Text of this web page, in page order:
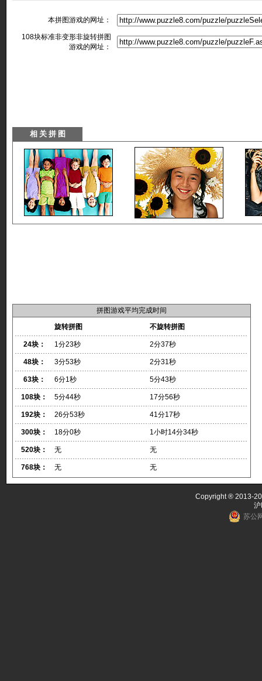
本拼图游戏的网址：
108块标准非变形非旋转拼图
游戏的网址：
拼图游戏平均完成时间
旋转拼图
不旋转拼图
24块： 1分23秒 2分37秒
48块： 3分53秒 2分31秒
63块： 6分1秒 5分43秒
108块： 5分44秒 17分56秒
192块： 26分53秒 41分17秒
300块： 18分0秒 1小时14分34秒
520块： 无 无
768块： 无 无
Copyright ® 2013-
苏公